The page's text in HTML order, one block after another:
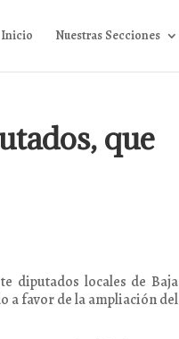
Inicio Nuestras Secciones
que
diputados locales de Baja
a favor de la ampliación del